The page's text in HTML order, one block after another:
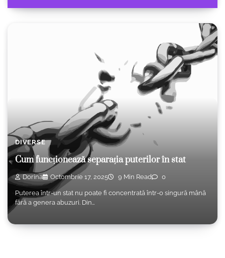
DIVERSE
Cum funcționează separația puterilor în stat
Dorina Octombrie 17, 2025 9 Min Read 0
Puterea într-un stat nu poate fi concentrată într-o singură mână
fără a genera abuzuri. Din…